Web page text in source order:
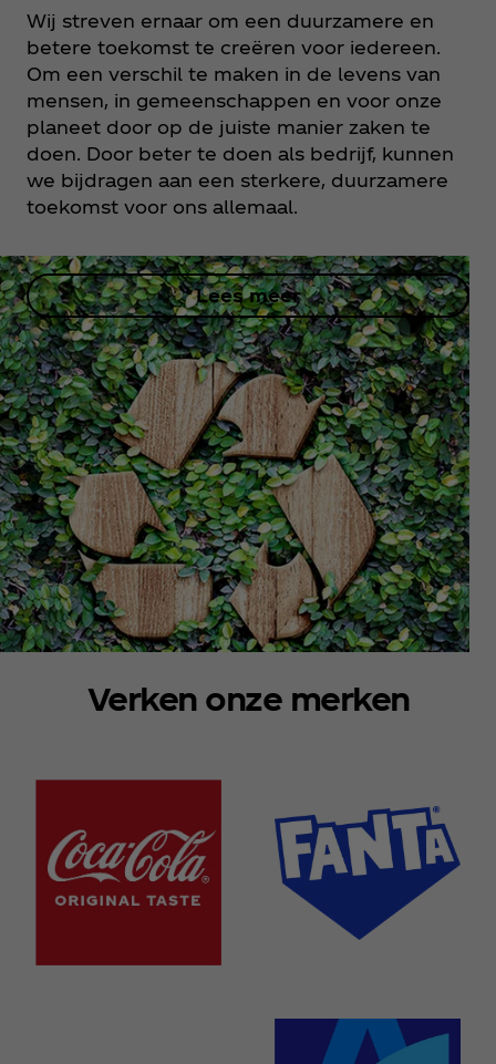
Wij streven ernaar om een duurzamere en
betere toekomst te creëren voor iedereen.
Om een verschil te maken in de levens van
mensen, in gemeenschappen en voor onze
planeet door op de juiste manier zaken te
doen. Door beter te doen als bedrijf, kunnen
we bijdragen aan een sterkere, duurzamere
toekomst voor ons allemaal.
Lees meer
Verken onze merken